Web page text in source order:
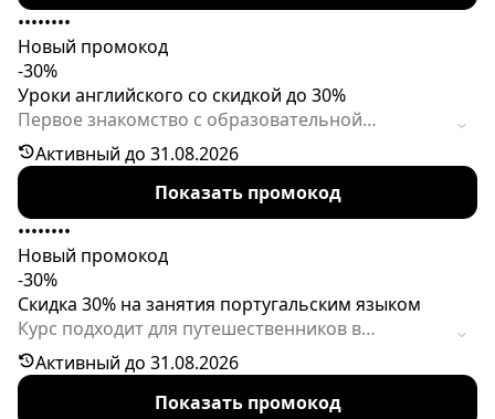
••••••••
Новый промокод
-30%
Уроки английского со скидкой до 30%
Первое знакомство с образовательной
платформой можно начать с приятной
экономии: новым пользователям доступна
скидка на курсы английского языка по
специальному коду.
Активный до 31.08.2026
Показать промокод
••••••••
Новый промокод
-30%
Скидка 30% на занятия португальским языком
Курс подходит для путешественников в
португалоязычные страны и желающих учиться
у носителей. Специальный код даёт скидку на
Активный до 31.08.2026
Показать промокод